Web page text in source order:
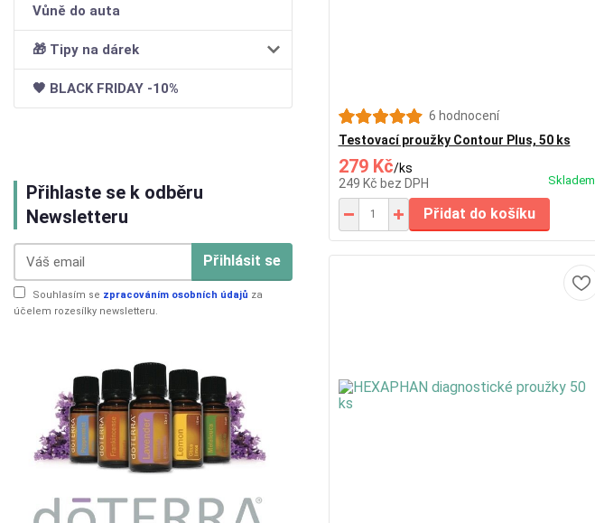
Vůně do auta
🎁 Tipy na dárek
🖤 BLACK FRIDAY -10%
Přihlaste se k odběru
Newsletteru
Přihlásit se
Souhlasím se zpracováním osobních údajů za
účelem rozesílky newsletteru.
6 hodnocení
Testovací proužky Contour Plus, 50 ks
279 Kč/ks
249 Kč bez DPH Skladem
Přidat do košíku